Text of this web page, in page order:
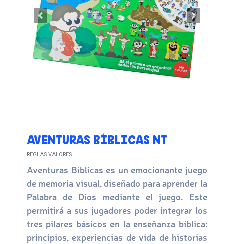
AVENTURAS BÍBLICAS NT
REGLAS VALORES
Aventuras Bíblicas es un emocionante juego
de memoria visual, diseñado para aprender la
Palabra de Dios mediante el juego. Este
permitirá a sus jugadores poder integrar los
tres pilares básicos en la enseñanza bíblica:
principios, experiencias de vida de historias